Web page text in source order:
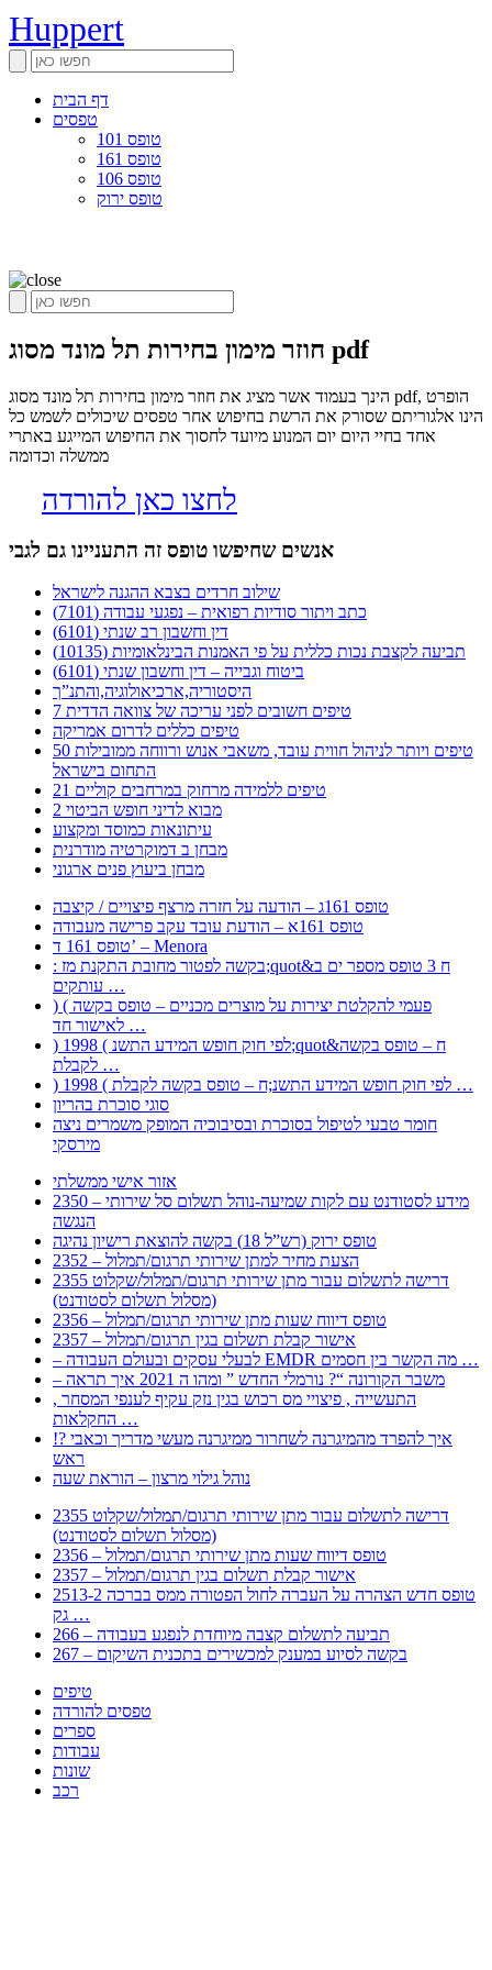
Huppert
דף הבית
טפסים
טופס 101
טופס 161
טופס 106
טופס ירוק
חוזר מימון בחירות תל מונד מסוג pdf
הינך בעמוד אשר מציג את חוזר מימון בחירות תל מונד מסוג pdf, הופרט
הינו אלגוריתם שסורק את הרשת בחיפוש אחר טפסים שיכולים לשמש כל
אחד בחיי היום יום המנוע מיועד לחסוך את החיפוש המייגע באתרי
ממשלה וכדומה
לחצו כאן להורדה
אנשים שחיפשו טופס זה התעניינו גם לגבי
שילוב חרדים בצבא ההגנה לישראל
כתב ויתור סודיות רפואית – נפגעי עבודה (7101)
דין וחשבון רב שנתי (6101)
תביעה לקצבת נכות כללית על פי האמנות הבינלאומיות (10135)
ביטוח וגבייה – דין וחשבון שנתי (6101)
היסטוריה,ארכיאולוגיה,והתנ”ך
7 טיפים חשובים לפני עריכה של צוואה הדדית
טיפים כללים לדרום אמריקה
50 טיפים ויותר לניהול חווית עובד, משאבי אנוש ורווחה ממובילות
התחום בישראל
21 טיפים ללמידה מרחוק במרחבים קוליים
מבוא לדיני חופש הביטוי 2
עיתונאות כמוסד ומקצוע
מבחן ב דמוקרטיה מודרנית
מבחן ביעוץ פנים ארגוני
טופס 161ג – הודעה על חזרה מרצף פיצויים / קיצבה
טופס 161א – הודעת עובד עקב פרישה מעבודה
טופס 161 ד’ – Menora
: בקשה לפטור מחובת התקנת מז;quot&ח 3 טופס מספר ים ב
עותקים …
) ( פעמי להקלטת יצירות על מוצרים מכניים – טופס בקשה
לאישור חד …
) 1998 ( לפי חוק חופש המידע התשנ;quot&ח – טופס בקשה
לקבלת …
) 1998 ( לפי חוק חופש המידע התשנ;ח – טופס בקשה לקבלת …
סוגי סוכרת בהריון
חומר טבעי לטיפול בסוכרת ובסיבוכיה המופק משמרים ניצה
מירסקי
אזור אישי ממשלתי
2350 – מידע לסטודנט עם לקות שמיעה-נוהל תשלום סל שירותי
הנגשה
טופס ירוק (רש”ל 18) בקשה להוצאת רישיון נהיגה
2352 – הצעת מחיר למתן שירותי תרגום/תמלול
2355 דרישה לתשלום עבור מתן שירותי תרגום/תמלול/שקלוט
(מסלול תשלום לסטודנט)
2356 – טופס דיווח שעות מתן שירותי תרגום/תמלול
2357 – אישור קבלת תשלום בגין תרגום/תמלול
– לבעלי עסקים ובעולם העבודה EMDR מה הקשר בין חסמים …
– משבר הקורונה “? נורמלי החדש ” ומהו ה 2021 איך תראה
, התעשייה , פיצויי מס רכוש בגין נזק עקיף לענפי המסחר
החקלאות …
!? איך להפרד מהמיגרנה לשחרור ממיגרנה מעשי מדריך וכאבי
ראש
נוהל גילוי מרצון – הוראת שעה
2355 דרישה לתשלום עבור מתן שירותי תרגום/תמלול/שקלוט
(מסלול תשלום לסטודנט)
2356 – טופס דיווח שעות מתן שירותי תרגום/תמלול
2357 – אישור קבלת תשלום בגין תרגום/תמלול
2513-2 טופס חדש הצהרה על העברה לחול הפטורה ממס בברכה
גק …
266 – תביעה לתשלום קצבה מיוחדת לנפגע בעבודה
267 – בקשה לסיוע במענק למכשירים בתכנית השיקום
טיפים
טפסים להורדה
ספרים
עבודות
שונות
רכב